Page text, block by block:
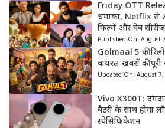
Friday OTT
धमाका, Netflix से
फिल्में और वेब सीरीज
Published On: August
Golmaal 5 की
वायरल खबरों की पूरी
Updated On: August 7,
Vivo X300T:
बैटरी के साथ होगा
स्पेसिफिकेशन